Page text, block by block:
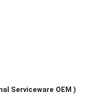
Serviceware OEM )